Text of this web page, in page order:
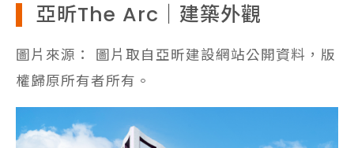
亞昕The Arc｜建築外觀
圖片來源： 圖片取自亞昕建設網站公開資料，版
權歸原所有者所有。